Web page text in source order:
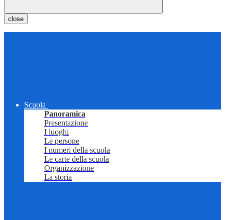
close
Scuola
Panoramica
Presentazione
I luoghi
Le persone
I numeri della scuola
Le carte della scuola
Organizzazione
La storia